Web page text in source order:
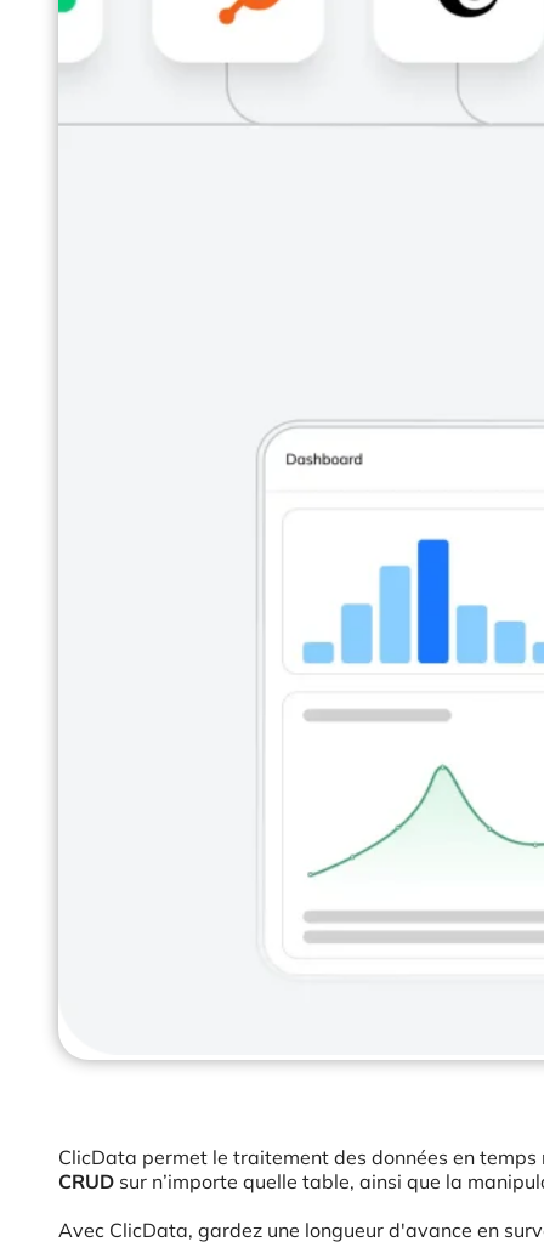
ClicData permet le traitement des données en
CRUD sur n’importe quelle table, ainsi que la
Avec ClicData, gardez une longueur d'avance en